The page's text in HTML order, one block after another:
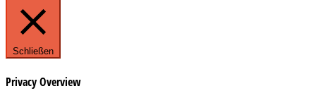
Schließen
Privacy Overview